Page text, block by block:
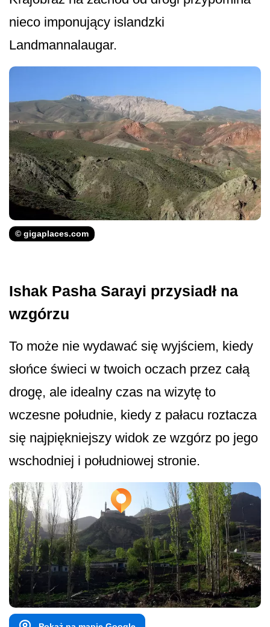
nieco imponujący islandzki
Landmannalaugar.
© gigaplaces.com
Ishak Pasha Sarayi przysiadł na
wzgórzu
To może nie wydawać się wyjściem, kiedy
słońce świeci w twoich oczach przez całą
drogę, ale idealny czas na wizytę to
wczesne południe, kiedy z pałacu roztacza
się najpiękniejszy widok ze wzgórz po jego
wschodniej i południowej stronie.